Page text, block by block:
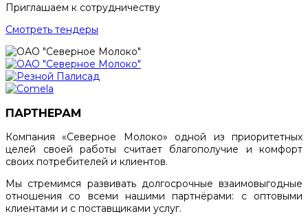
Приглашаем к сотрудничеству
Смотреть тендеры
ПАРТНЕРАМ
Компания «Северное Молоко» одной из приоритетных
целей своей работы считает благополучие и комфорт
своих потребителей и клиентов.
Мы стремимся развивать долгосрочные взаимовыгодные
отношения со всеми нашими партнёрами: с оптовыми
клиентами и с поставщиками услуг.